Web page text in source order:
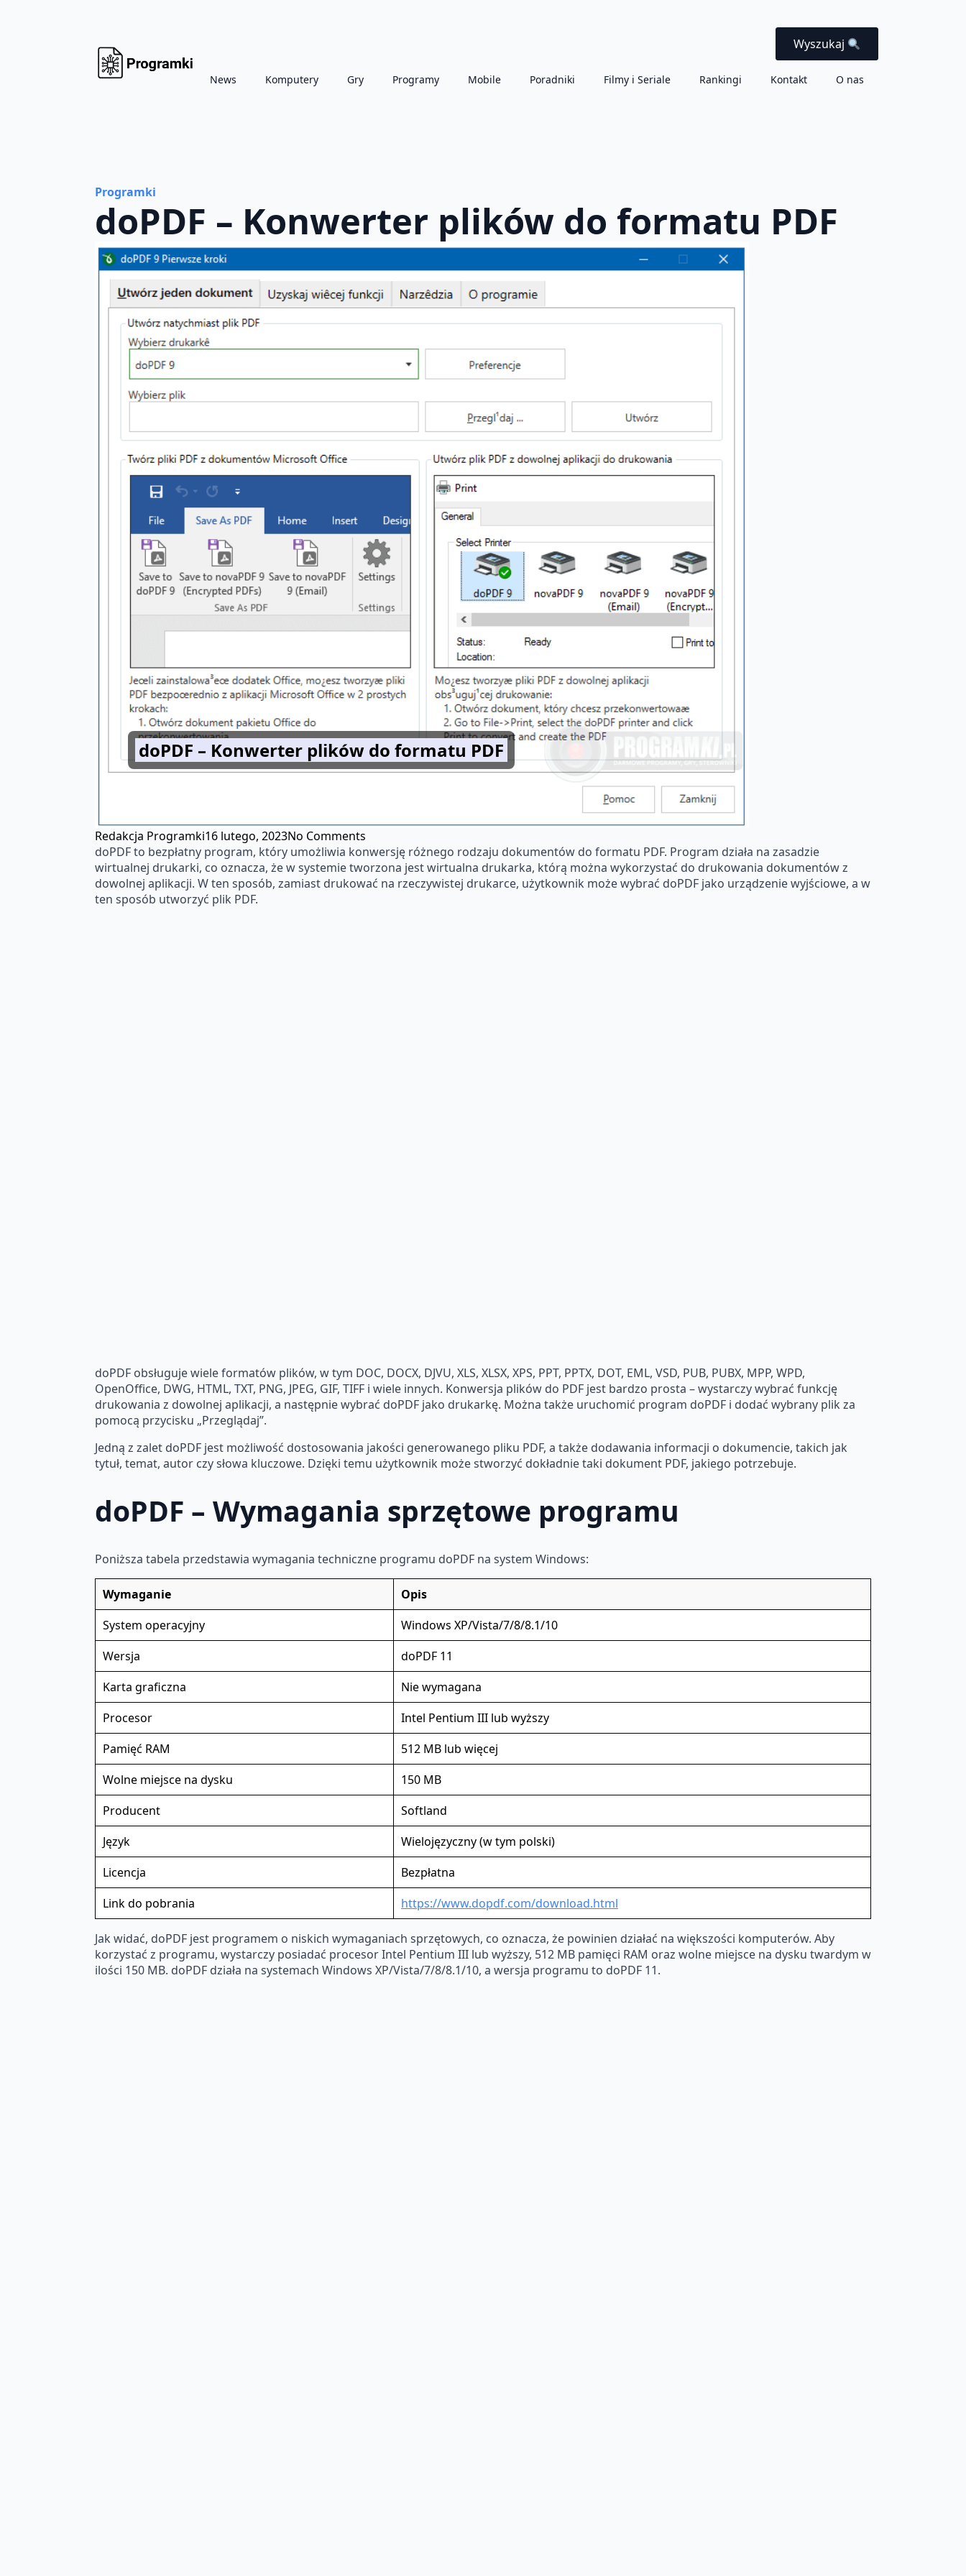
Wyszukaj
News Komputery Gry Programy Mobile Poradniki Filmy i Seriale Rankingi Kontakt O nas
Programki
doPDF – Konwerter plików do formatu PDF
doPDF – Konwerter plików do formatu PDF
Redakcja Programki16 lutego, 2023No Comments
doPDF to bezpłatny program, który umożliwia konwersję różnego rodzaju dokumentów do formatu PDF. Program działa na zasadzie
wirtualnej drukarki, co oznacza, że w systemie tworzona jest wirtualna drukarka, którą można wykorzystać do drukowania dokumentów z
dowolnej aplikacji. W ten sposób, zamiast drukować na rzeczywistej drukarce, użytkownik może wybrać doPDF jako urządzenie wyjściowe, a w
ten sposób utworzyć plik PDF.
doPDF obsługuje wiele formatów plików, w tym DOC, DOCX, DJVU, XLS, XLSX, XPS, PPT, PPTX, DOT, EML, VSD, PUB, PUBX, MPP, WPD,
OpenOffice, DWG, HTML, TXT, PNG, JPEG, GIF, TIFF i wiele innych. Konwersja plików do PDF jest bardzo prosta – wystarczy wybrać funkcję
drukowania z dowolnej aplikacji, a następnie wybrać doPDF jako drukarkę. Można także uruchomić program doPDF i dodać wybrany plik za
pomocą przycisku „Przeglądaj”.
Jedną z zalet doPDF jest możliwość dostosowania jakości generowanego pliku PDF, a także dodawania informacji o dokumencie, takich jak
tytuł, temat, autor czy słowa kluczowe. Dzięki temu użytkownik może stworzyć dokładnie taki dokument PDF, jakiego potrzebuje.
doPDF – Wymagania sprzętowe programu
Poniższa tabela przedstawia wymagania techniczne programu doPDF na system Windows:
Wymaganie
Opis
System operacyjny
Windows XP/Vista/7/8/8.1/10
Wersja
doPDF 11
Karta graficzna
Nie wymagana
Procesor
Intel Pentium III lub wyższy
Pamięć RAM
512 MB lub więcej
Wolne miejsce na dysku
150 MB
Producent
Softland
Język
Wielojęzyczny (w tym polski)
Licencja
Bezpłatna
Link do pobrania
https://www.dopdf.com/download.html
Jak widać, doPDF jest programem o niskich wymaganiach sprzętowych, co oznacza, że powinien działać na większości komputerów. Aby
korzystać z programu, wystarczy posiadać procesor Intel Pentium III lub wyższy, 512 MB pamięci RAM oraz wolne miejsce na dysku twardym w
ilości 150 MB. doPDF działa na systemach Windows XP/Vista/7/8/8.1/10, a wersja programu to doPDF 11.